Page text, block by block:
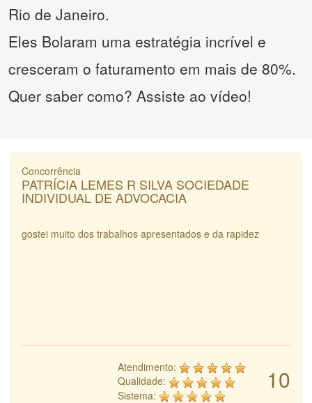
Rio de Janeiro.
Eles Bolaram uma estratégia incrível e
cresceram o faturamento em mais de 80%.
Quer saber como? Assiste ao vídeo!
Concorrência
PATRÍCIA LEMES R SILVA SOCIEDADE
INDIVIDUAL DE ADVOCACIA
gostei muito dos trabalhos apresentados e da rapidez
10
Atendimento:
Qualidade:
Sistema: